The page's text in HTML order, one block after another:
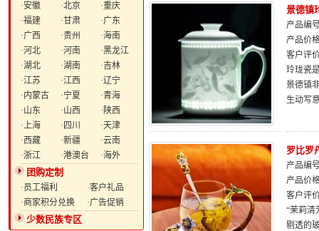
·安徽 ·北京
·重庆
·福建
·甘肃
·广东
·广西
·贵州
·海南
·河北
·河南
·黑龙江
·湖北
·湖南
·吉林
·江苏
·江西
·辽宁
·内蒙古
·宁夏
·青海
·山东
·山西
·陕西
·上海
·四川
·天津
·西藏
·新疆
·云南
·浙江
·港澳台 ·海外
团购定制
·员工福利
·客户礼品
·商家积分兑换
·广告促销
少数民族专区
景德镇
产品编
产品价
客户评
玲珑瓷
景德镇
生动写
罗比罗
产品编
产品价
客户评
“茉莉清
剔透的